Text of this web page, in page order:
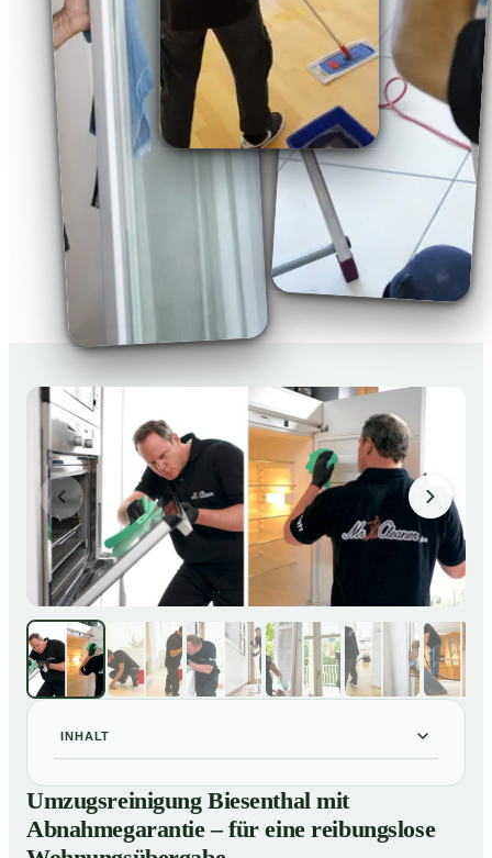
INHALT
Umzugsreinigung Biesenthal mit Abnahmegarantie –
für eine reibungslose Wohnungsübergabe
02 Unsere Leistungen im Überblick
Umzugsreinigung Biesenthal mit
Abnahmegarantie – für eine reibungslose